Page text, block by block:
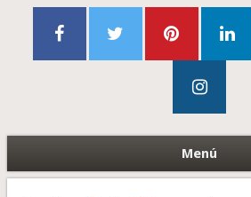
Menú